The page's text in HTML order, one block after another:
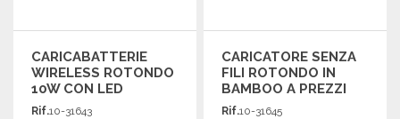
CARICABATTERIE
WIRELESS ROTONDO
10W CON LED
Rif.10-31643
CARICATORE SENZA
FILI ROTONDO IN
BAMBOO A PREZZI
ALL'INGROSSO
Rif.10-31645